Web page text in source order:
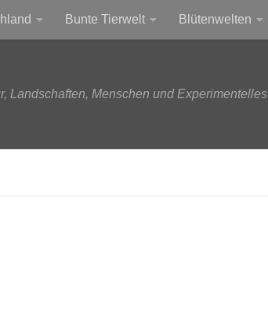
Bunte Tierwelt Blütenwelten
Landschaften, Menschen und Experimentelles